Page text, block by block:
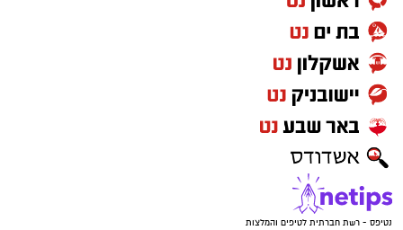
נטיפס - רשת חברתית לטיפים והמלצות